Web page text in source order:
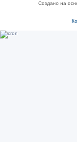
Создано на